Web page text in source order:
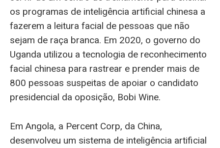
os programas de inteligência artificial chinesa a
fazerem a leitura facial de pessoas que não
sejam de raça branca. Em 2020, o governo do
Uganda utilizou a tecnologia de reconhecimento
facial chinesa para rastrear e prender mais de
800 pessoas suspeitas de apoiar o candidato
presidencial da oposição, Bobi Wine.
Em Angola, a Percent Corp, da China,
desenvolveu um sistema de inteligência artificial